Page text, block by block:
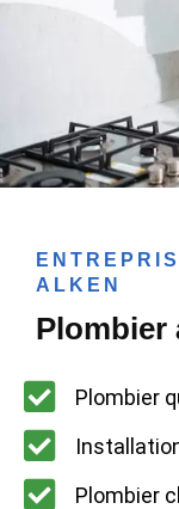
ALKEN
Plombier
Plombier
Plombier